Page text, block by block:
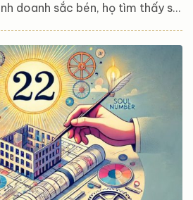
doanh sắc bén, họ tìm thấy sự
rõ hơn về ý nghĩa của chỉ số
những đặc điểm nổi bật trong
sự nghiệp của những người mang
dõi bài viết dưới đây. Chỉ số